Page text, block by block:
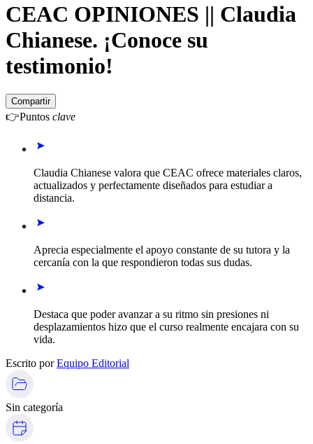
CEAC OPINIONES || Claudia
Chianese. ¡Conoce su
testimonio!
Compartir
👉Puntos clave
Claudia Chianese valora que CEAC ofrece materiales claros,
actualizados y perfectamente diseñados para estudiar a
distancia.
Aprecia especialmente el apoyo constante de su tutora y la
cercanía con la que respondieron todas sus dudas.
Destaca que poder avanzar a su ritmo sin presiones ni
desplazamientos hizo que el curso realmente encajara con su
vida.
Escrito porEquipo Editorial
Sin categoría